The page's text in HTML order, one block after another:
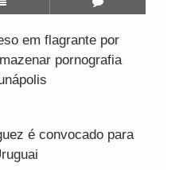
em flagrante por
pornografia
é convocado para